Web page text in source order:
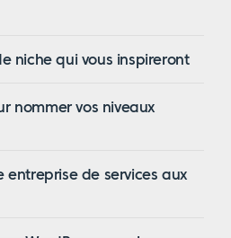
niche qui vous inspireront
nommer vos niveaux
entreprise de services aux